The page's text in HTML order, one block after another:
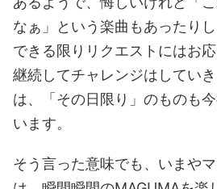
なぁ」という楽曲もあったり
できる限りリクエストにはお
継続してチャレンジはしてい
は、「その日限り」のものも
います。
そう言った意味でも、いまや